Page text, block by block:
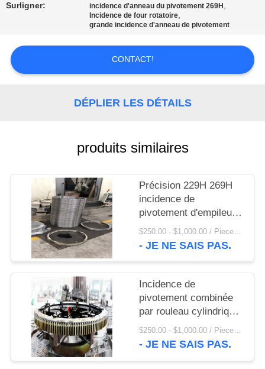
CONTACTEZ-
NOUVELLES
DEMANDEZ
CITATION
PLAN
SITE
PRIVACY
POLICY
Surligner: incidence d'anneau du pivotement 269H ,
Incidence de four rotatoire,
grande incidence d'anneau de pivotement
CONTACT!
DÉPLIER LES DÉTAILS
produits similaires
Précision 229H 269H
incidence de
pivotement d'empileur
et de récupérateur de
roue de pivotement
de seau
$250.00 - $1,000.00 / Piece MOQ:1 morceau/morceaux
- JE NE SAIS PAS.
Incidence de
pivotement combinée
par rouleau cylindrique
de 3 rangées et rapport
fait dans la porcelaine
$250.00 - $1,000.00 / Piece MOQ:1 morceau/morceaux
- JE NE SAIS PAS.